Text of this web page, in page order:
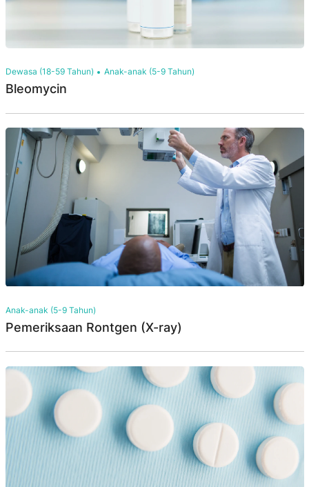
Dewasa (18-59 Tahun) Anak-anak (5-9 Tahun)
Bleomycin
Anak-anak (5-9 Tahun)
Pemeriksaan Rontgen (X-ray)